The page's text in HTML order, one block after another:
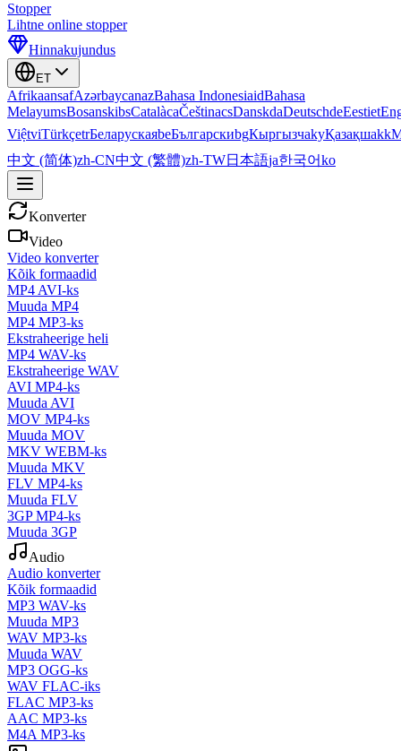
Stopper
Lihtne online stopper
Hinnakujundus
ET
AfrikaansafAzərbaycanazBahasa IndonesiaidBahasa
MelayumsBosanskibsCatalàcaČeštinacsDanskdaDeutschdeEestiet
ViệtviTürkçetrБеларускаяbeБългарскиbgКыргызчаkyҚазақшаkk
中文 (简体)zh-CN中文 (繁體)zh-TW日本語ja한국어ko
Konverter
Video
Video konverter
Kõik formaadid
MP4 AVI-ks
Muuda MP4
MP4 MP3-ks
Ekstraheerige heli
MP4 WAV-ks
Ekstraheerige WAV
AVI MP4-ks
Muuda AVI
MOV MP4-ks
Muuda MOV
MKV WEBM-ks
Muuda MKV
FLV MP4-ks
Muuda FLV
3GP MP4-ks
Muuda 3GP
Audio
Audio konverter
Kõik formaadid
MP3 WAV-ks
Muuda MP3
WAV MP3-ks
Muuda WAV
MP3 OGG-ks
WAV FLAC-iks
FLAC MP3-ks
AAC MP3-ks
M4A MP3-ks